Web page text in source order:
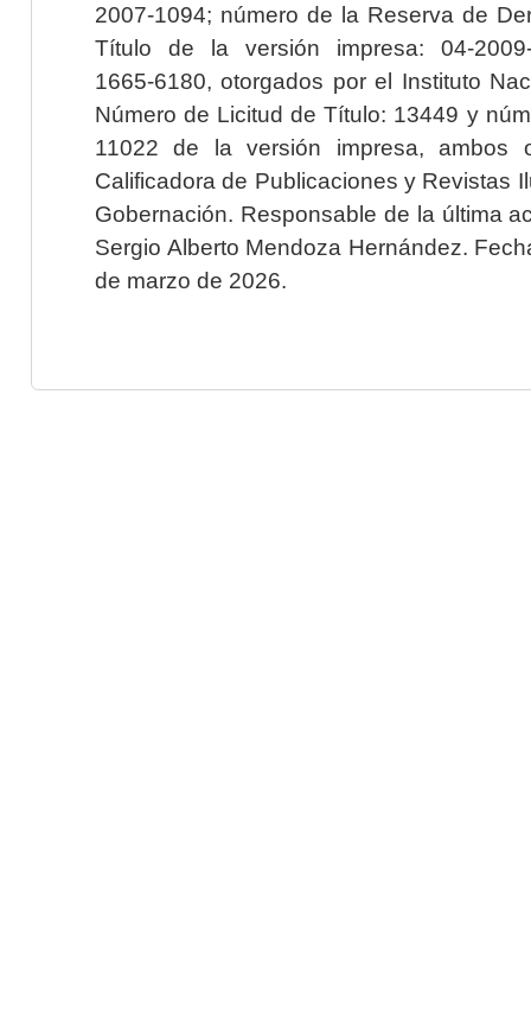
2007-1094; número de la Reserva de
Título de la versión impresa: 04-2009-
1665-6180, otorgados por el Instituto
Número de Licitud de Título: 13449 y
11022 de la versión impresa, ambos
Calificadora de Publicaciones y Revistas
Gobernación. Responsable de la última
Sergio Alberto Mendoza Hernández.
de marzo de 2026.